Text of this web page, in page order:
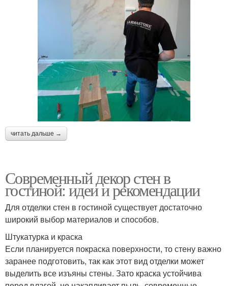
читать дальше →
Современный декор стен в
гостиной: идеи и рекомендации
Для отделки стен в гостиной существует достаточно
широкий выбор материалов и способов.
Штукатурка и краска
Если планируется покраска поверхности, то стену важно
заранее подготовить, так как этот вид отделки может
выделить все изъяны стены. Зато краска устойчива